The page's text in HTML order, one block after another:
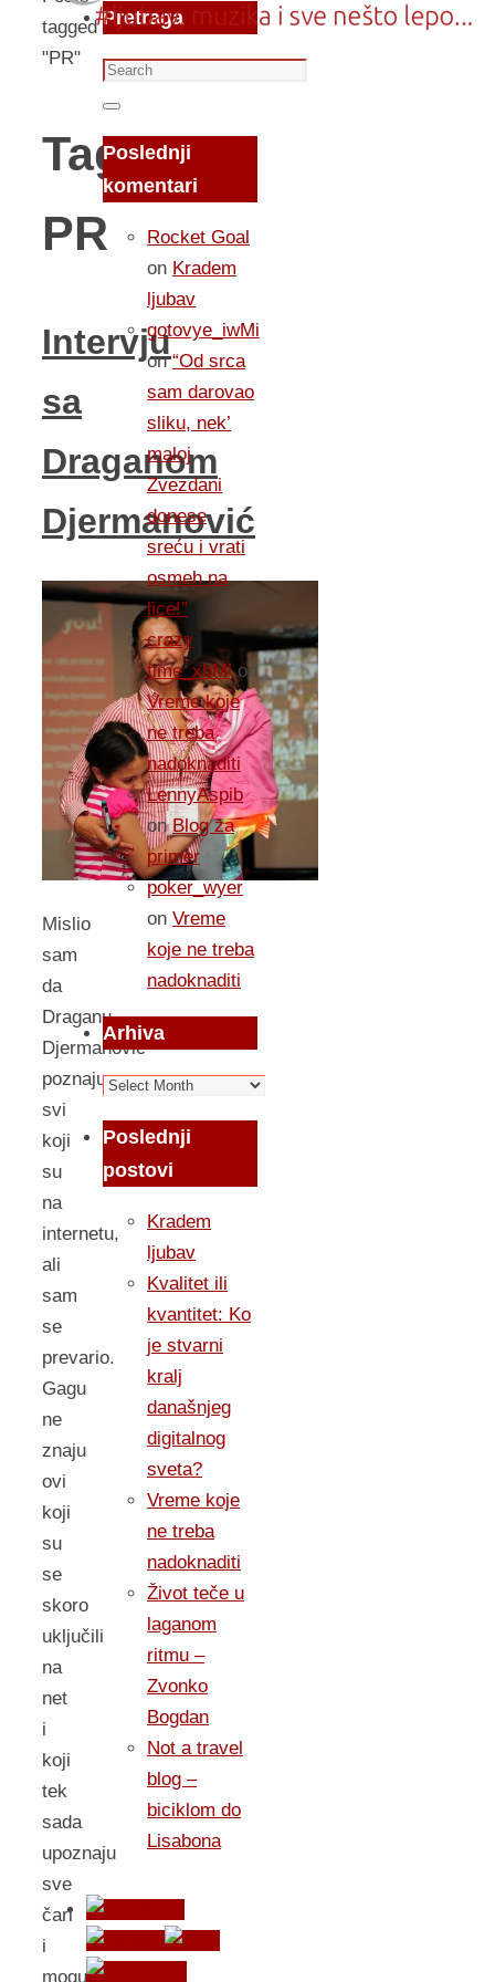
tagged
"PR"
Tag:
PR
Intervju
sa
Draganom
Djermanović
Mislio
sam
da
Draganu
Djermanović
poznaju
svi
koji
su
na
internetu,
ali
sam
se
prevario.
Gagu
ne
znaju
ovi
koji
su
se
skoro
uključili
na
net
i
koji
tek
sada
upoznaju
sve
čari
i
mogučnosti
Pretraga
Search
for:
Search
Poslednji
komentari
Rocket Goal
on Kradem
ljubav
gotovye_iwMi
on“Od srca
sam darovao
sliku, nek’
maloj
Zvezdani
donese
sreću i vrati
osmeh na
lice!”
crazy
time_xbMlon
Vreme koje
ne treba
nadoknaditi
LennyAspib
onBlog za
primer
poker_wyer
on Vreme
koje ne treba
nadoknaditi
Arhiva
Arhiva
Poslednji
postovi
Kradem
ljubav
Kvalitet ili
kvantitet: Ko
je stvarni
kralj
današnjeg
digitalnog
sveta?
Vreme koje
ne treba
nadoknaditi
Život teče u
laganom
ritmu –
Zvonko
Bogdan
Not a travel
blog –
biciklom do
Lisabona